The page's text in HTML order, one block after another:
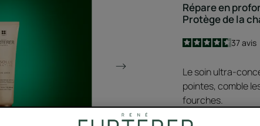
Répare en
Protège de la
4.6
/
5
37avis
Le soin ultra-
pointes, comble
fourches.